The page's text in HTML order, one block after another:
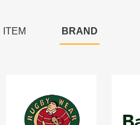
ITEM BRAND